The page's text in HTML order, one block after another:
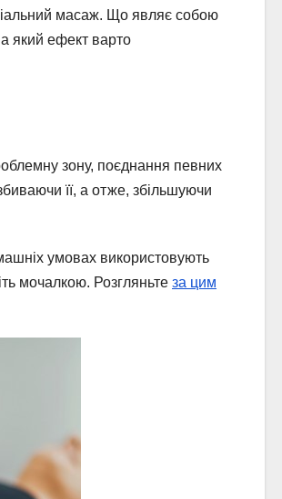
масаж. Що являє собою
який ефект варто
зону, поєднання певних
її, а отже, збільшуючи
умовах використовують
мочалкою. Розгляньте за цим